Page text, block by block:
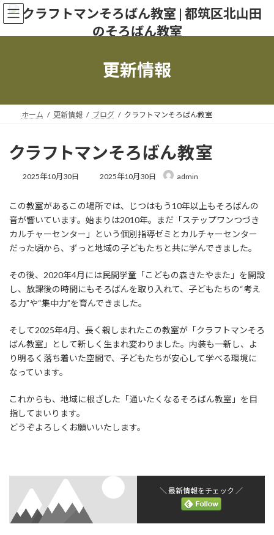
コ
ン
ッ
ナ
ビ
移
更新情報
ホーム 更新情報 ブログ クラフトマンそろばん教室
クラフトマンそろばん教室
2025年10月30日
最
新
日
:
2025年10月30日 admin
この教室があるこの場所では、じつはもう10年以上もそろばんの
音が響いています。始まりは2010年。まだ「ステップワンつづき
カルチャーセンター」という個別指導ゼミとカルチャーセンター
だった頃から、ずっと地域の子どもたちと共に学んできました。
その後、2020年4月には民間学童「こどもの森きたやまた」を開設
し、放課後の時間にもそろばんを取り入れて、子どもたちの“考え
る力”や“集中力”を育んできました。
そして2025年4月、長く親しまれたこの教室が「クラフトマンそろ
ばん教室」として新しく生まれ変わりました。内装も一新し、よ
り明るく落ち着いた空間で、子どもたちが安心して学べる環境に
なっています。
これからも、地域に根ざした「通いたくなるそろばん教室」を目
指してまいります。
どうぞよろしくお願いいたします。
＼ 最新情報をチェック ／